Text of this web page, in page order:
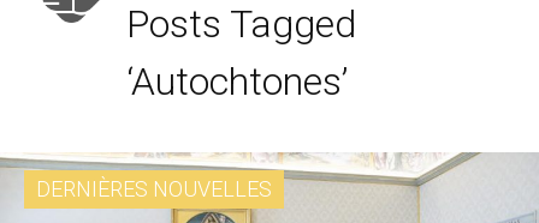
Posts Tagged
‘autochtones’
DERNIÈRES NOUVELLES